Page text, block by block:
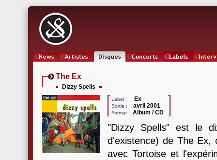
The Ex
Dizzy Spells
Label : Ex
Sortie : avril 2001
Format : Album / CD
"Dizzy Spells" est le
d'existence) de The Ex,
avec Tortoise et